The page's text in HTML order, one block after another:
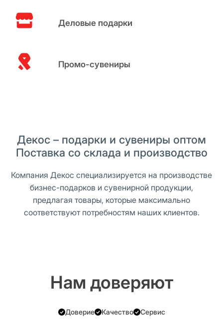
Деловые подарки
Промо-сувениры
Декос – подарки и сувениры оптом
Поставка со склада и производство
Компания Декос специализируется на производстве
бизнес-подарков и сувенирной продукции,
предлагая товары, которые максимально
соответствуют потребностям наших клиентов.
Нам доверяют
Доверие Качество Сервис